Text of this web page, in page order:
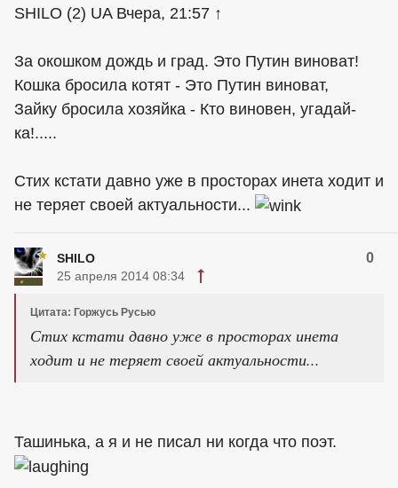
SHILO (2) UA Вчера, 21:57 ↑
За окошком дождь и град. Это Путин виноват!
Кошка бросила котят - Это Путин виноват,
Зайку бросила хозяйка - Кто виновен, угадай-
ка!.....
Стих кстати давно уже в просторах инета ходит и
не теряет своей актуальности...
SHILO 0
25 апреля 2014 08:34
Цитата: Горжусь Русью
Стих кстати давно уже в просторах инета
ходит и не теряет своей актуальности...
Ташинька, а я и не писал ни когда что поэт.